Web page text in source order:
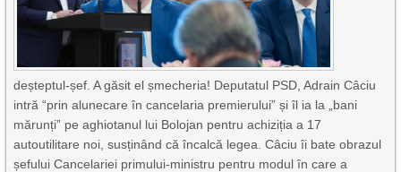
deșteptul-șef. A găsit el șmecheria! Deputatul PSD, Adrain Câciu
intră “prin alunecare în cancelaria premierului” și îl ia la „bani
mărunți” pe aghiotanul lui Bolojan pentru achiziția a 17
autoutilitare noi, susținând că încalcă legea. Câciu îi bate obrazul
șefului Cancelariei primului-ministru pentru modul în care a